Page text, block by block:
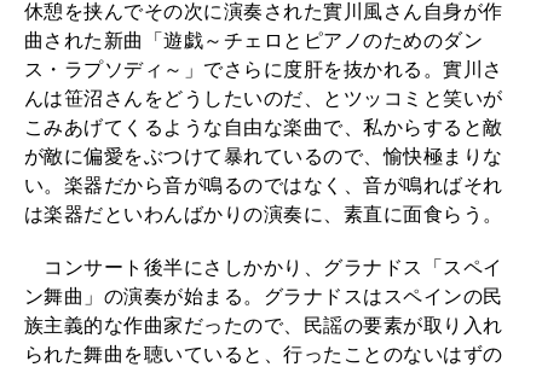
休憩を挟んでその次に演奏された實川風さん自身が作
曲された新曲「遊戯～チェロとピアノのためのダン
ス・ラプソディ～」でさらに度肝を抜かれる。實川さ
んは笹沼さんをどうしたいのだ、とツッコミと笑いが
こみあげてくるような自由な楽曲で、私からすると敵
が敵に偏愛をぶつけて暴れているので、愉快極まりな
い。楽器だから音が鳴るのではなく、音が鳴ればそれ
は楽器だといわんばかりの演奏に、素直に面食らう。
コンサート後半にさしかかり、グラナドス「スペイ
ン舞曲」の演奏が始まる。グラナドスはスペインの民
族主義的な作曲家だったので、民謡の要素が取り入れ
られた舞曲を聴いていると、行ったことのないはずの